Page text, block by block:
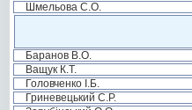
Шмельова С.О.
Баранов В.О.
Ващук К.Т.
Головченко І.Б.
Гриневецький С.Р.